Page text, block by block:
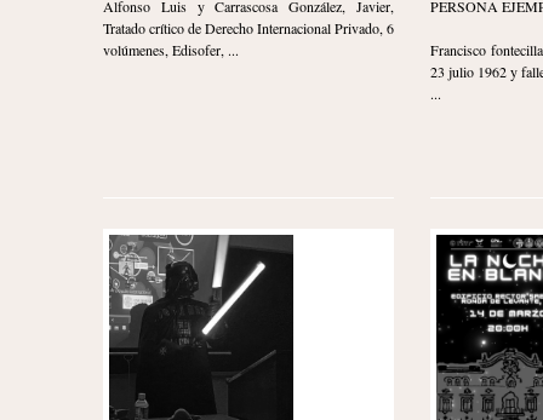
Alfonso Luis y Carrascosa González, Javier,
Tratado crítico de Derecho Internacional Privado, 6
volúmenes, Edisofer, ...
PERSONA
Francisco
23 julio 1962 y
...